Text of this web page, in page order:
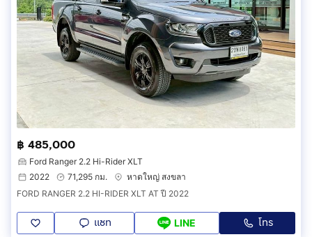
฿ 485,000
Ford Ranger 2.2 Hi-Rider XLT
2022
71,295 กม.
หาดใหญ่ สงขลา
FORD RANGER 2.2 HI-RIDER XLT AT ปี 2022
แชท LINE โทร